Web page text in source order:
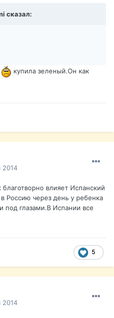
сказал:
купила зеленый.Он как
2014
влияет Испанский
Россию через день у ребенка
под глазами.В Испании все
5
2014